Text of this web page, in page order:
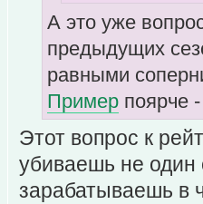
А это уже
предыдущих
равными
Пример поярче
Этот вопрос к
убиваешь не один
зарабатываешь в